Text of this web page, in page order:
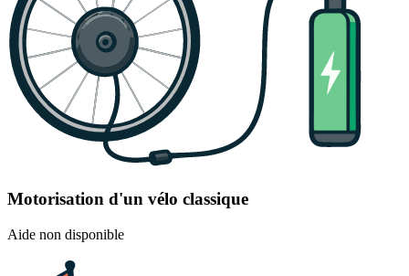
Motorisation d'un vélo classique
Aide non disponible